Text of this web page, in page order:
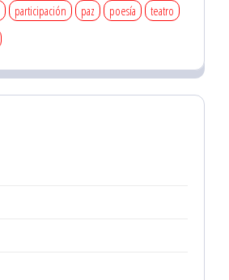
participación paz poesía
teatro